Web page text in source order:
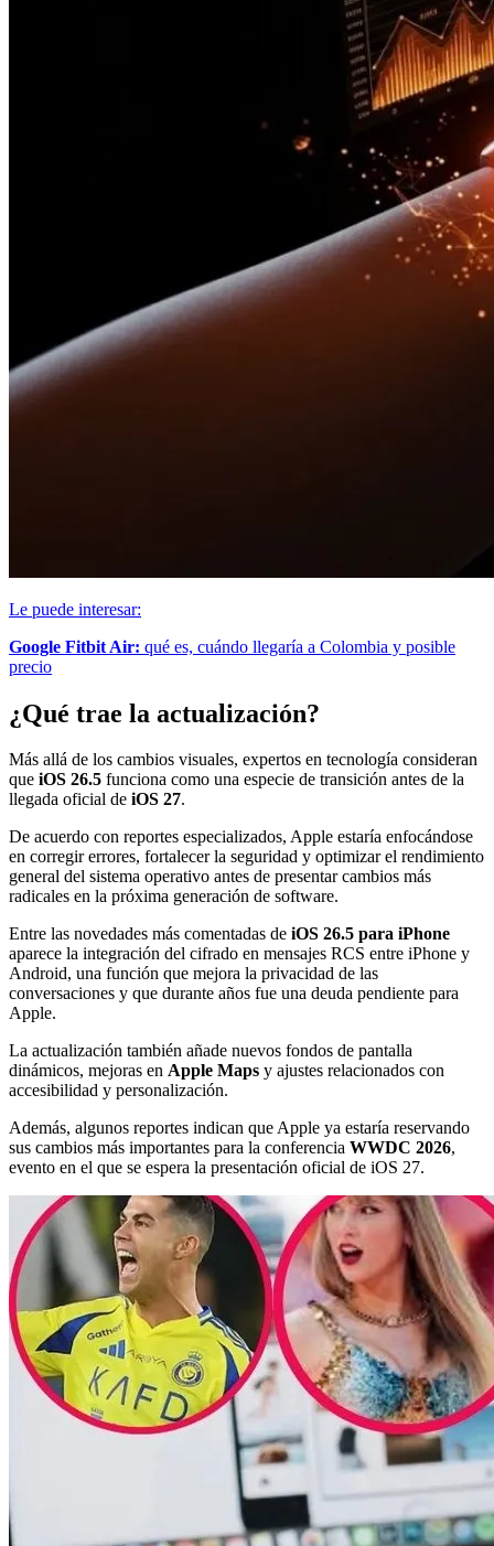
Le puede interesar:
Google Fitbit Air: qué es, cuándo llegaría a Colombia y posible
precio
¿Qué trae la actualización?
Más allá de los cambios visuales, expertos en tecnología consideran
que iOS 26.5 funciona como una especie de transición antes de la
llegada oficial de iOS 27.
De acuerdo con reportes especializados, Apple estaría enfocándose
en corregir errores, fortalecer la seguridad y optimizar el rendimiento
general del sistema operativo antes de presentar cambios más
radicales en la próxima generación de software.
Entre las novedades más comentadas de iOS 26.5 para iPhone
aparece la integración del cifrado en mensajes RCS entre iPhone y
Android, una función que mejora la privacidad de las
conversaciones y que durante años fue una deuda pendiente para
Apple.
La actualización también añade nuevos fondos de pantalla
dinámicos, mejoras en Apple Maps y ajustes relacionados con
accesibilidad y personalización.
Además, algunos reportes indican que Apple ya estaría reservando
sus cambios más importantes para la conferencia WWDC 2026,
evento en el que se espera la presentación oficial de iOS 27.